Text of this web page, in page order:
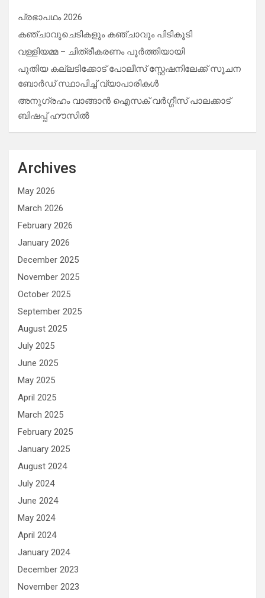
പ്രഭാപഥം 2026
കഞ്ചാവുചെടികളും കഞ്ചാവും പിടികൂടി
വള്ളിയമ്മ – ചിത്രീകരണം പൂർത്തിയായി
പുതിയ കല്ലടിക്കോട് പോലീസ് സ്റ്റേഷനിലേക്ക് സൂചന
ബോർഡ് സ്ഥാപിച്ച് വ്യാപാരികൾ
അനുഗ്രഹം വാങ്ങാൻ ഐസക് വര്‍ഗ്ഗീസ് പാലക്കാട്
ബിഷപ്പ് ഹൗസില്‍
Archives
May 2026
March 2026
February 2026
January 2026
December 2025
November 2025
October 2025
September 2025
August 2025
July 2025
June 2025
May 2025
April 2025
March 2025
February 2025
January 2025
August 2024
July 2024
June 2024
May 2024
April 2024
January 2024
December 2023
November 2023